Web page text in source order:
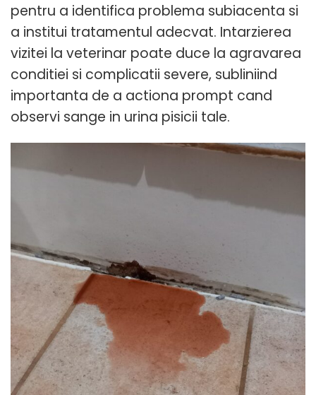
pentru a identifica problema subiacenta si
a institui tratamentul adecvat. Intarzierea
vizitei la veterinar poate duce la agravarea
conditiei si complicatii severe, subliniind
importanta de a actiona prompt cand
observi sange in urina pisicii tale.